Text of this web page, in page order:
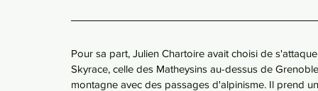
Pour sa part, Julien Chartoire avait choisi de
Skyrace, celle des Matheysins au-dessus de
montagne avec des passages d'alpinisme. Il prend